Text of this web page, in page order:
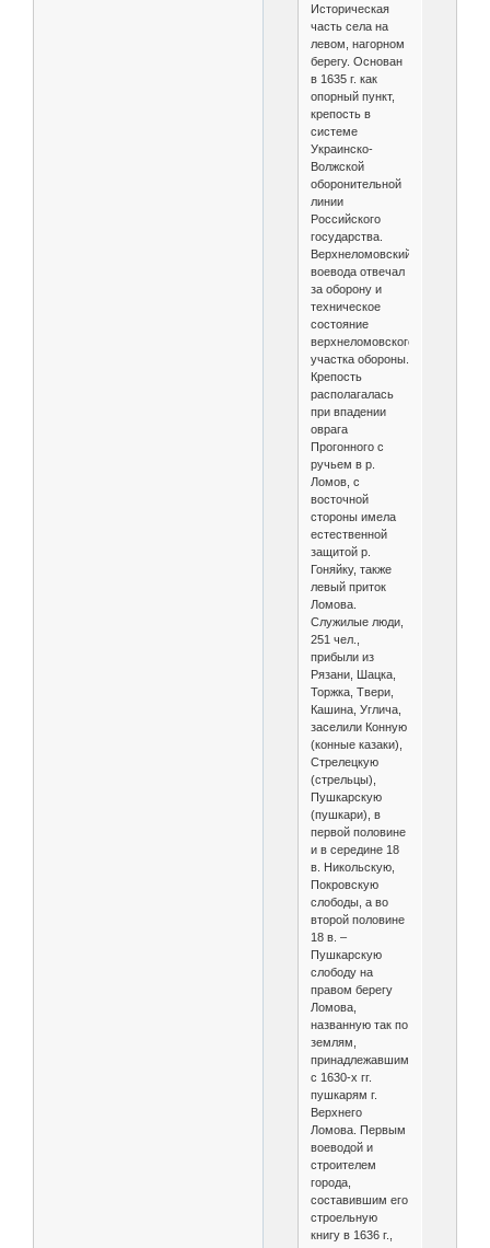
Историческая
часть села на
левом, нагорном
берегу. Основан
в 1635 г. как
опорный пункт,
крепость в
системе
Украинско-
Волжской
оборонительной
линии
Российского
государства.
Верхнеломовский
воевода отвечал
за оборону и
техническое
состояние
верхнеломовского
участка обороны.
Крепость
располагалась
при впадении
оврага
Прогонного с
ручьем в р.
Ломов, с
восточной
стороны имела
естественной
защитой р.
Гоняйку, также
левый приток
Ломова.
Служилые люди,
251 чел.,
прибыли из
Рязани, Шацка,
Торжка, Твери,
Кашина, Углича,
заселили Конную
(конные казаки),
Стрелецкую
(стрельцы),
Пушкарскую
(пушкари), в
первой половине
и в середине 18
в. Никольскую,
Покровскую
слободы, а во
второй половине
18 в. –
Пушкарскую
слободу на
правом берегу
Ломова,
названную так по
землям,
принадлежавшим
с 1630-х гг.
пушкарям г.
Верхнего
Ломова. Первым
воеводой и
строителем
города,
составившим его
строельную
книгу в 1636 г.,